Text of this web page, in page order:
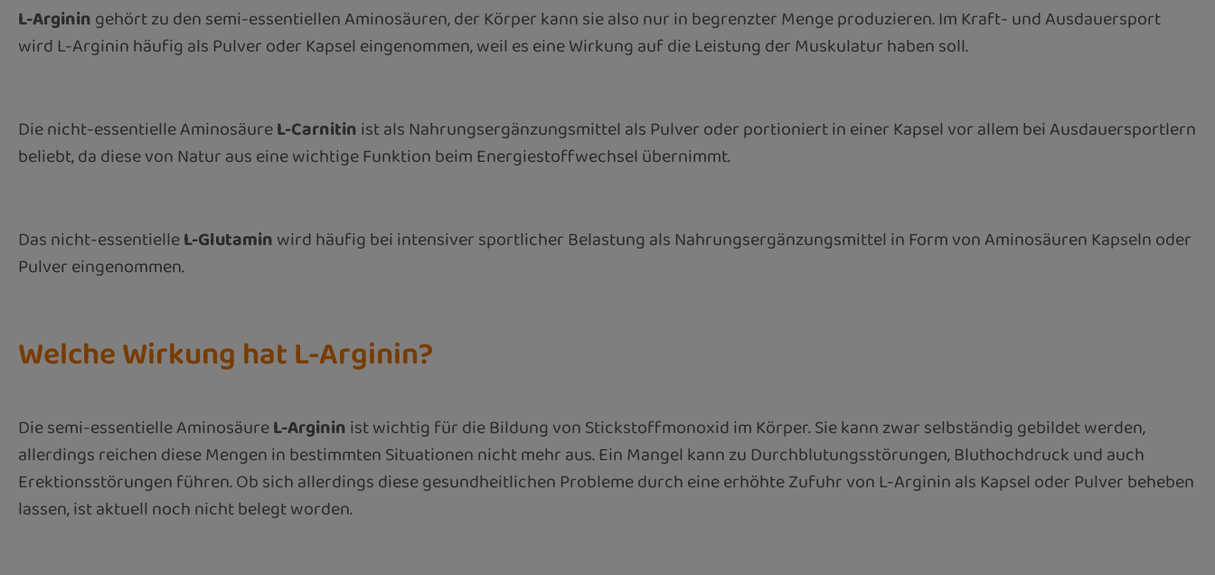
L-Arginingehört zu den semi-essentiellen Aminosäuren, der Körper kann sie also nur in begrenzter Menge produzieren. Im Kraft- und Ausdauersport
wird L-Arginin häufig als Pulver oder Kapsel eingenommen, weil es eine Wirkung auf die Leistung der Muskulatur haben soll.
Die nicht-essentielle AminosäureL-Carnitinist als Nahrungsergänzungsmittel als Pulver oder portioniert in einer Kapsel vor allem bei Ausdauersportlern
beliebt, da diese von Natur aus eine wichtige Funktion beim Energiestoffwechsel übernimmt.
Das nicht-essentielleL-Glutaminwird häufig bei intensiver sportlicher Belastung als Nahrungsergänzungsmittel in Form von Aminosäuren Kapseln oder
Pulver eingenommen.
Welche Wirkung hat L-Arginin?
Die semi-essentielle AminosäureL-Argininist wichtig für die Bildung von Stickstoffmonoxid im Körper. Sie kann zwar selbständig gebildet werden,
allerdings reichen diese Mengen in bestimmten Situationen nicht mehr aus. Ein Mangel kann zu Durchblutungsstörungen, Bluthochdruck und auch
Erektionsstörungen führen. Ob sich allerdings diese gesundheitlichen Probleme durch eine erhöhte Zufuhr von L-Arginin als Kapsel oder Pulver beheben
lassen, ist aktuell noch nicht belegt worden.